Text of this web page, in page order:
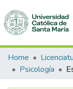
Communities &
All of DSpace
Home
Psicología